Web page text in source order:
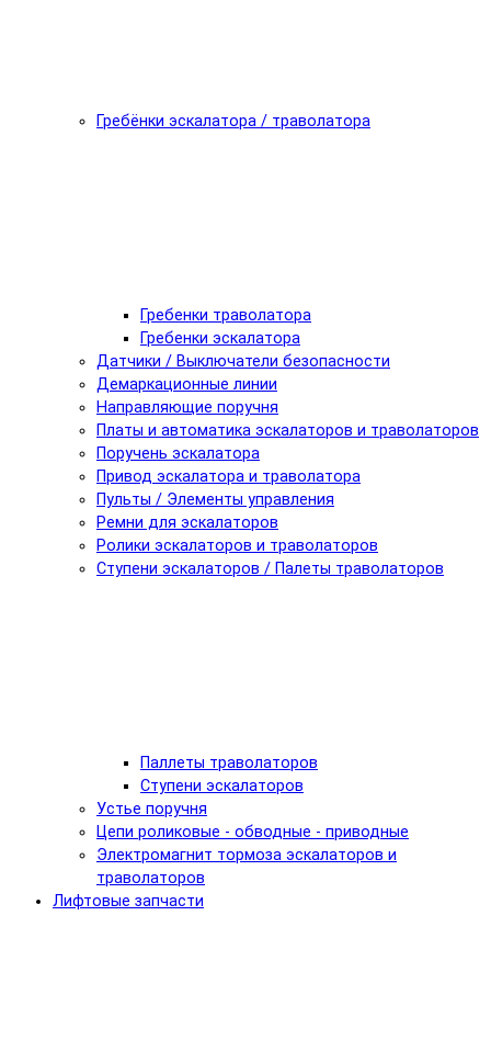
Гребёнки эскалатора / траволатора
Гребенки траволатора
Гребенки эскалатора
Датчики / Выключатели безопасности
Демаркационные линии
Направляющие поручня
Платы и автоматика эскалаторов и траволаторов
Поручень эскалатора
Привод эскалатора и траволатора
Пульты / Элементы управления
Ремни для эскалаторов
Ролики эскалаторов и траволаторов
Ступени эскалаторов / Палеты траволаторов
Паллеты траволаторов
Ступени эскалаторов
Устье поручня
Цепи роликовые - обводные - приводные
Электромагнит тормоза эскалаторов и
траволаторов
Лифтовые запчасти